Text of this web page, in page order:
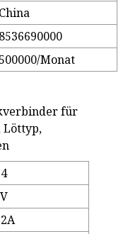
China
8536690000
500000/Monat
für
Löttyp,